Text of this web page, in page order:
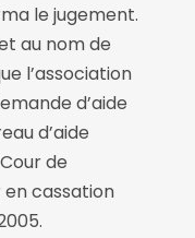
le jugement.
au nom de
l’association
d’aide
d’aide
de
cassation